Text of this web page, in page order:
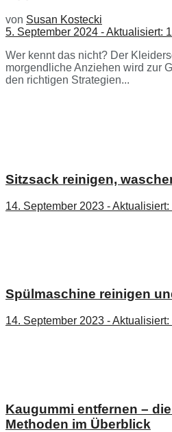
von Susan Kostecki
5. September 2024 - Aktualisiert:
Wer kennt das nicht? Der
morgendliche Anziehen wird zur
den richtigen Strategien...
Sitzsack reinigen,
14. September 2023 -
Spülmaschine reinigen
14. September 2023 -
Kaugummi entfernen –
Methoden im Überblick